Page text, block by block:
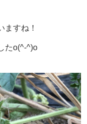
ますね！
たo(^-^)o